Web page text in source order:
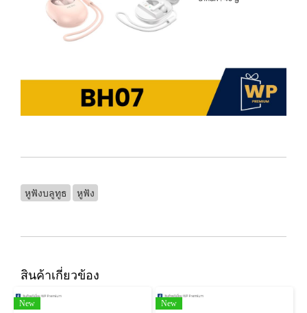
หูฟังบลูทูธ หูฟัง
สินค้าเกี่ยวข้อง
New New